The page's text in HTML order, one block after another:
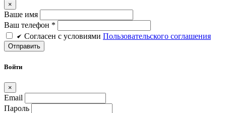
×
Ваше имя
Ваш телефон *
Cогласен c условиями Пользовательского соглашения
Войти
×
Email
Пароль